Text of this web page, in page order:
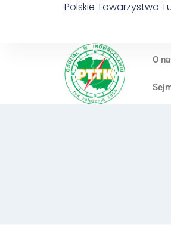
Polskie Towarzystwo
O